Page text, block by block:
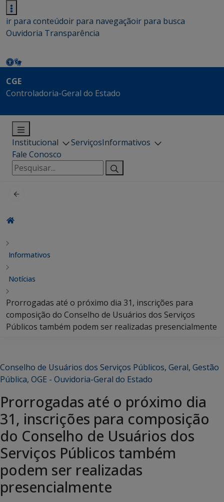
ir para conteúdoir para navegaçãoir para busca
Ouvidoria Transparência
CGE
Controladoria-Geral do Estado
Institucional ServiçosInformativos
Fale Conosco
Pesquisar
por:
Informativos
Notícias
Prorrogadas até o próximo dia 31, inscrições para
composição do Conselho de Usuários dos Serviços
Públicos também podem ser realizadas presencialmente
Conselho de Usuários dos Serviços Públicos, Geral, Gestão
Pública, OGE - Ouvidoria-Geral do Estado
Prorrogadas até o próximo dia
31, inscrições para composição
do Conselho de Usuários dos
Serviços Públicos também
podem ser realizadas
presencialmente